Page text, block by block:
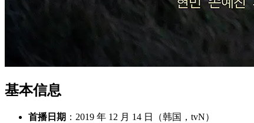
基本信息
首播日期 ：2019 年 12 月 14 日（韩国，tvN）